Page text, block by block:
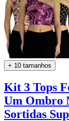
+ 10 tamanhos
Kit 3 Tops
Um Ombro
Sortidas